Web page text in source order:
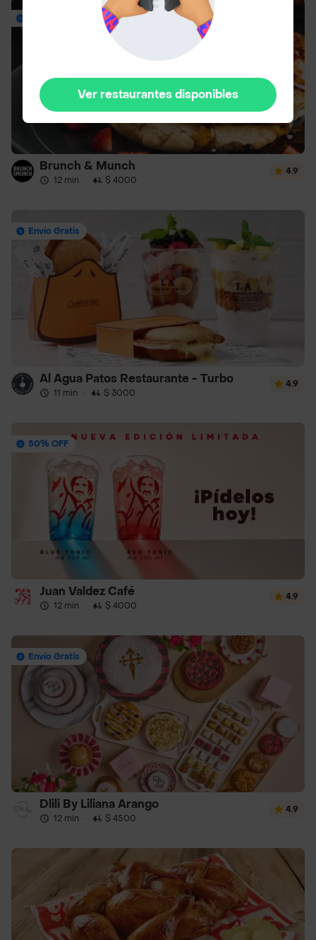
Brunch & Munch
12 min · $ 4000
4.9
Envío Gratis
Al Agua Patos Restaurante - Turbo
11 min · $ 3000
4.9
50% OFF
Juan Valdez Café
12 min · $ 4000
4.9
Envío Gratis
Dlili By Liliana Arango
12 min · $ 4500
4.9
Ver restaurantes disponibles